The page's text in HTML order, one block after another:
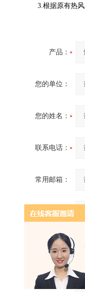
3.根据原有热风
产品：
您的单位：
您的姓名：
联系电话：
常用邮箱：
省份：
详细地址：
补充说明：